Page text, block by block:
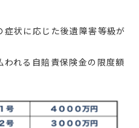
状に応じた後遺障害等級が
れる自賠責保険金の限度額